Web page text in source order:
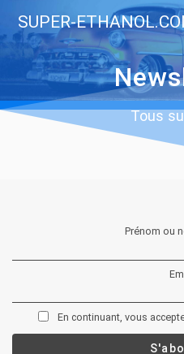
SUPER-
Tous
Prénom ou
En continuant, vous